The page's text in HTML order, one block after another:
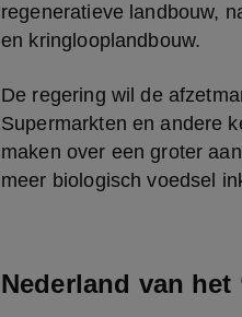
regeneratieve landbouw,
en kringlooplandbouw.
De regering wil de
Supermarkten en andere
maken over een groter
meer biologisch voedsel
Nederland van het